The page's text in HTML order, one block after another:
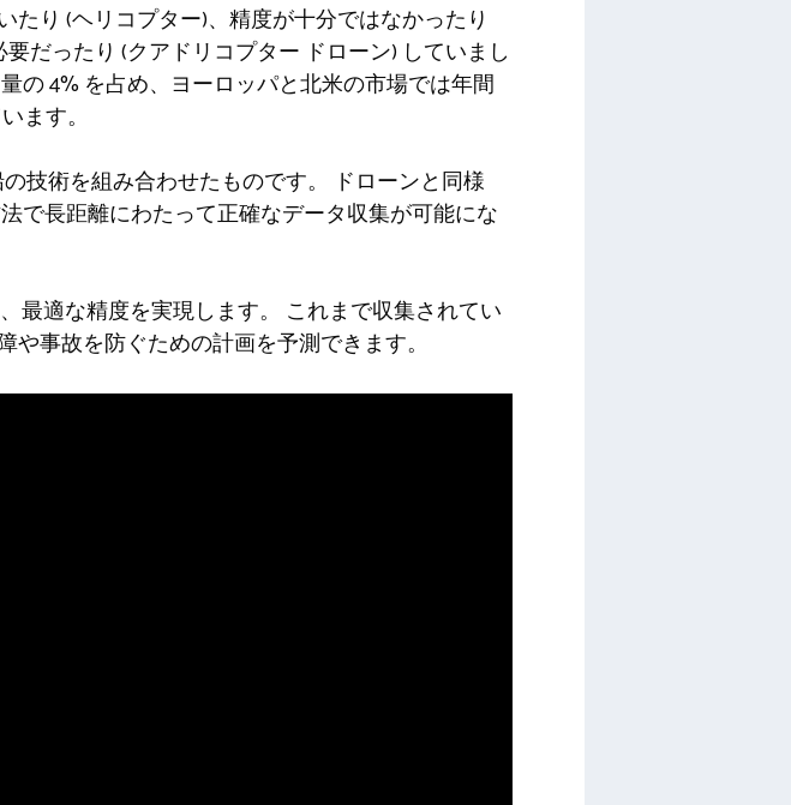
り​​ (ヘリコプター)、精度が十分ではなかったり
だったり (クアドリコプター ドローン) していまし
の 4% を占め、ヨーロッパと北米の市場では年間
ます。
技術を組み合わせたものです。 ドローンと同様
で長距離にわたって正確なデータ収集が可能にな
最適な精度を実現します。 これまで収集されてい
事故を防ぐための計画を予測できます。